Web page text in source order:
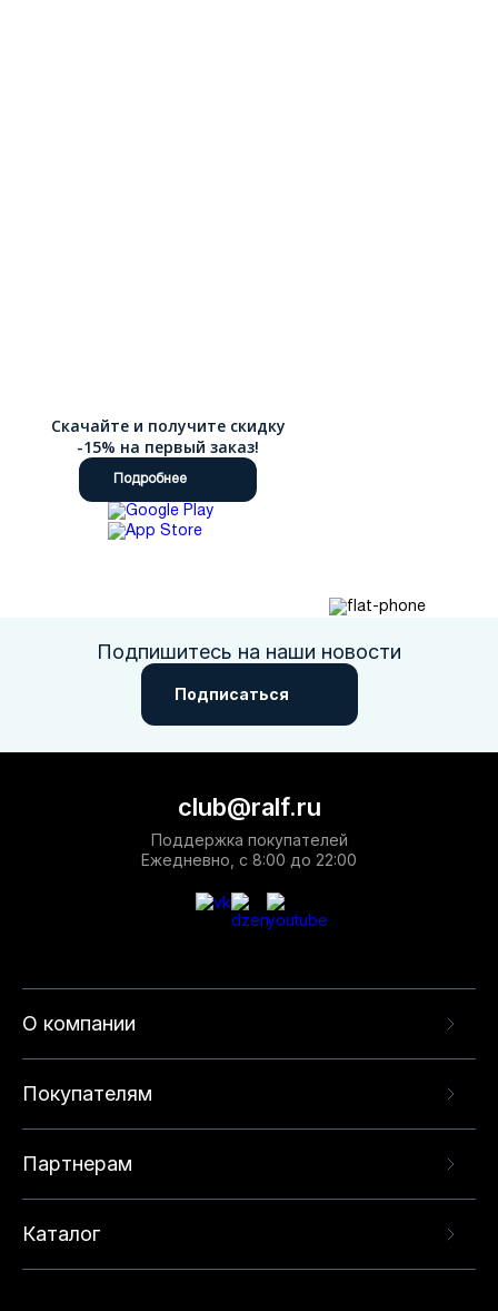
Скачайте и получите скидку
-15% на первый заказ!
Подробнее
Подпишитесь на наши новости
Подписаться
О компании
Покупателям
Партнерам
Каталог
club@ralf.ru
Поддержка покупателей
Ежедневно, с 8:00 до 22:00